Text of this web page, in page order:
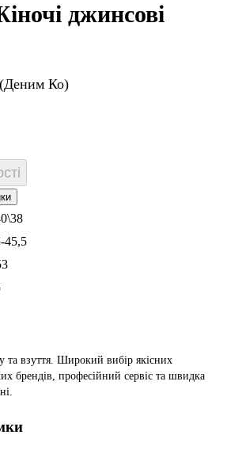
джинсові
Ко)
45,5
та взуття. Широкий вибір якісних
брендів, професійний сервіс та швидка